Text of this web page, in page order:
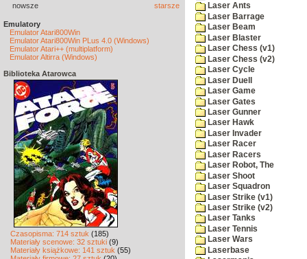
nowsze starsze
Emulatory
Emulator Atari800Win
Emulator Atari800Win PLus 4.0 (Windows)
Emulator Atari++ (multiplatform)
Emulator Altirra (Windows)
Biblioteka Atarowca
Czasopisma: 714 sztuk (185)
Materiały scenowe: 32 sztuki (9)
Materiały książkowe: 141 sztuk (55)
Laser Ants
Laser Barrage
Laser Beam
Laser Blaster
Laser Chess (v1)
Laser Chess (v2)
Laser Cycle
Laser Duell
Laser Game
Laser Gates
Laser Gunner
Laser Hawk
Laser Invader
Laser Racer
Laser Racers
Laser Robot, The
Laser Shoot
Laser Squadron
Laser Strike (v1)
Laser Strike (v2)
Laser Tanks
Laser Tennis
Laser Wars
Laserbase